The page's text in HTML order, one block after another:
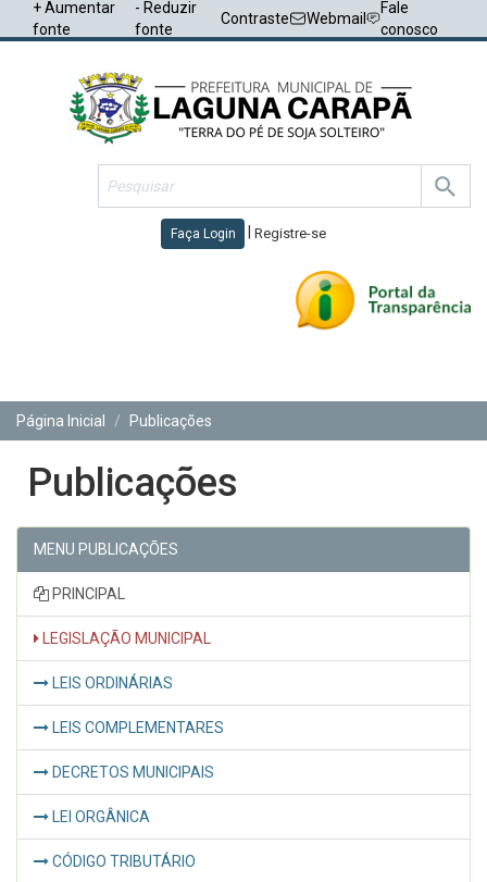
+ Aumentar
fonte
- Reduzir
fonte
Contraste Webmail
Fale
conosco
Faça Login Registre-se
Página Inicial
Publicações
Publicações
MENU PUBLICAÇÕES
PRINCIPAL
LEGISLAÇÃO MUNICIPAL
LEIS ORDINÁRIAS
LEIS COMPLEMENTARES
DECRETOS MUNICIPAIS
LEI ORGÂNICA
CÓDIGO TRIBUTÁRIO